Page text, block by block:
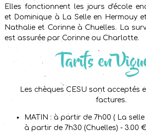
Elles fonctionnent les jours d'école
et Dominique à La Selle en Hermouy
Nathalie et Corinne à Chuelles. La
est assurée par Corinne ou Charlotte.
Tarifs en
Les chèques CESU sont acceptés
factures.
MATIN : à partir de 7h00 ( La
à partir de 7h30 (Chuelles) - 3.00 €